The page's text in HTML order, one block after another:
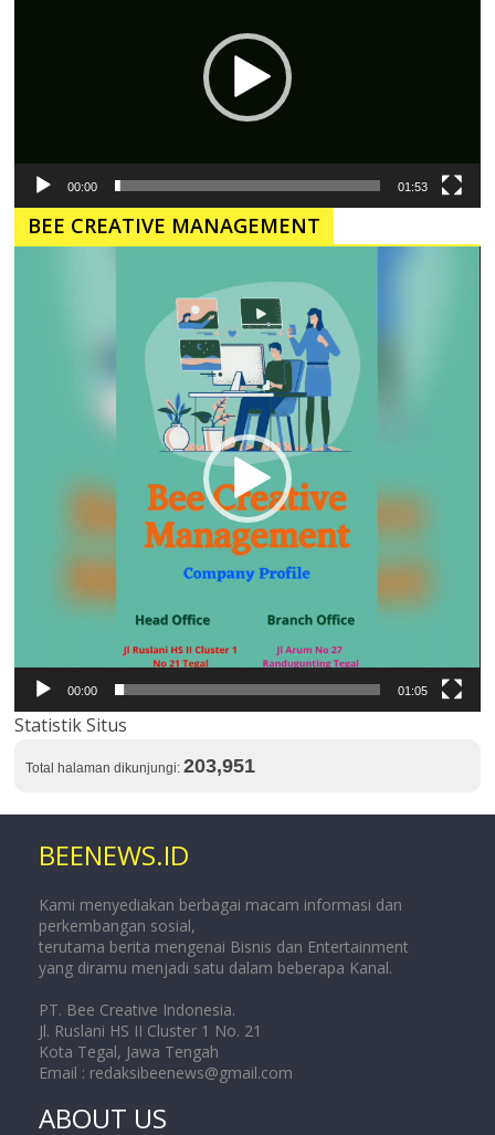
00:00 01:53
BEE CREATIVE MANAGEMENT
00:00 01:05
Statistik Situs
Total halaman dikunjungi:203,951
BEENEWS.ID
Kami menyediakan berbagai macam informasi dan
perkembangan sosial,
terutama berita mengenai Bisnis dan Entertainment
yang diramu menjadi satu dalam beberapa Kanal.
PT. Bee Creative Indonesia.
Jl. Ruslani HS II Cluster 1 No. 21
Kota Tegal, Jawa Tengah
Email : redaksibeenews@gmail.com
ABOUT US